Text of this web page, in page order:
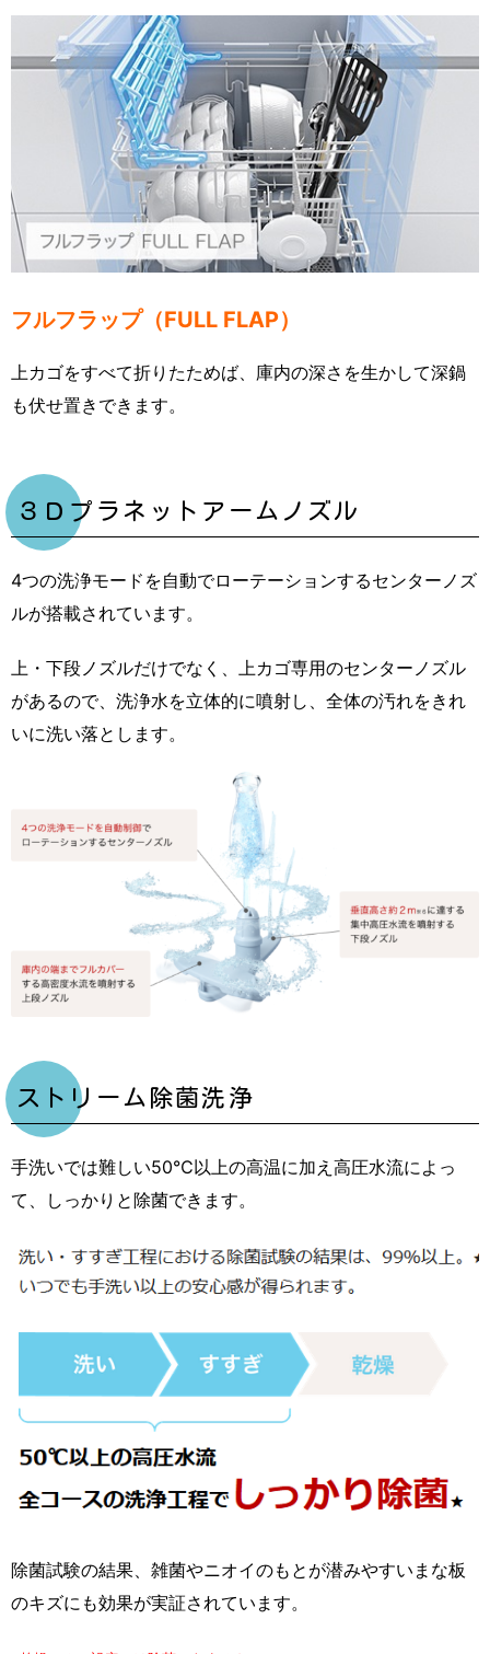
フルフラップ（FULL FLAP）
上カゴをすべて折りたためば、庫内の深さを生かして深鍋
も伏せ置きできます。
３Ｄプラネットアームノズル
4つの洗浄モードを自動でローテーションするセンターノズ
ルが搭載されています。
上・下段ノズルだけでなく、上カゴ専用のセンターノズル
があるので、洗浄水を立体的に噴射し、全体の汚れをきれ
いに洗い落とします。
ストリーム除菌洗浄
手洗いでは難しい50℃以上の高温に加え高圧水流によっ
て、しっかりと除菌できます。
除菌試験の結果、雑菌やニオイのもとが潜みやすいまな板
のキズにも効果が実証されています。